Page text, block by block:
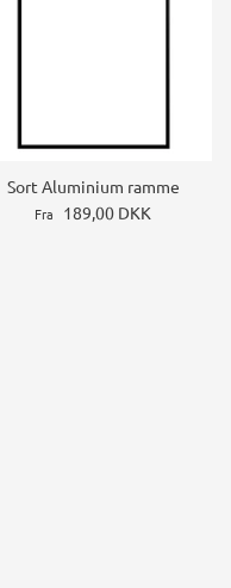
Sort Aluminium ramme
Fra 189,00 DKK